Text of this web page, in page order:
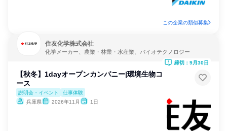
この企業の類似募集
住友化学株式会社
化学メーカー、農業・林業・水産業、バイオテクノロジー
【秋冬】1dayオープンカンパニー|環境生物コ
ース
説明会・イベント
仕事体験
兵庫県
2026年11月 1日
締切：9月30日